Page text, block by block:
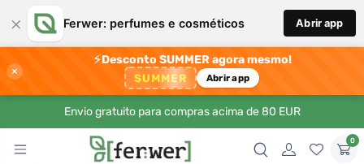
× Ferwer: perfumes e cosméticos Abrir app
×
⚡Desconto SUMMER agora mesmo!
SUMMER Abrir app
Envio gratuito para compras acima de 80 EUR
0